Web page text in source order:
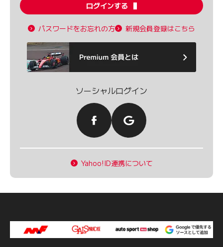
ログインする
パスワードをお忘れの方 新規会員登録はこちら
ソーシャルログイン
Yahoo!ID連携について